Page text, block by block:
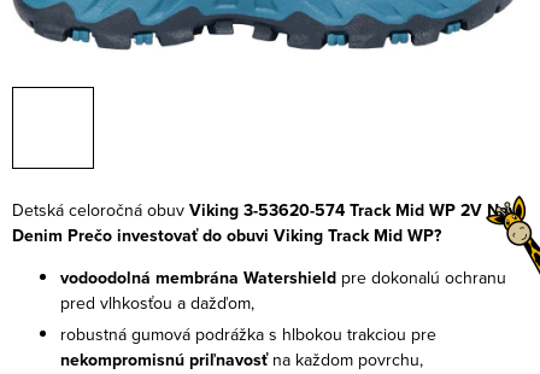
Detská celoročná obuv Viking 3-53620-574 Track Mid WP 2V Navy
Denim Prečo investovať do obuvi Viking Track Mid WP?
vodoodolná membrána Watershield pre dokonalú ochranu
pred vlhkosťou a dažďom,
robustná gumová podrážka s hlbokou trakciou pre
nekompromisnú priľnavosťna každom povrchu,